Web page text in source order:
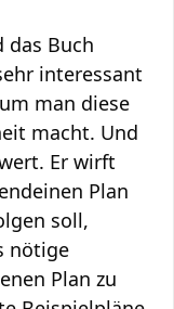
das Buch
interessant
man diese
macht. Und
Er wirft
Plan
soll,
nötige
Plan zu